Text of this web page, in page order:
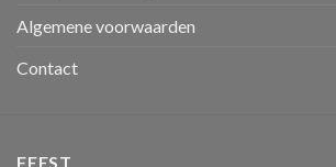
Algemene voorwaarden
Contact
FEEST